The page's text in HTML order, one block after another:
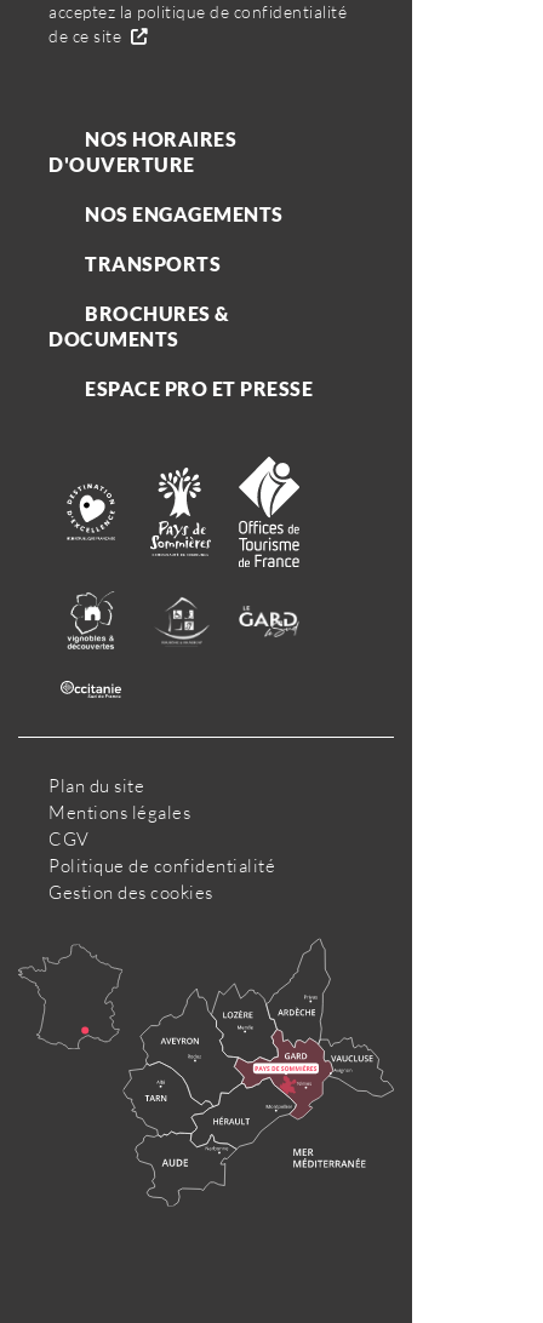
acceptez la politique de confidentialité
de ce site
NOS HORAIRES
D'OUVERTURE
NOS ENGAGEMENTS
TRANSPORTS
BROCHURES &
DOCUMENTS
ESPACE PRO ET PRESSE
Plan du site
Mentions légales
CGV
Politique de confidentialité
Gestion des cookies